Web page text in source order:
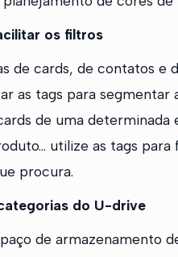
os filtros
de cards, de contatos e
as tags para
de uma
utilize as tags
procura.
do U-drive
de armazenamento